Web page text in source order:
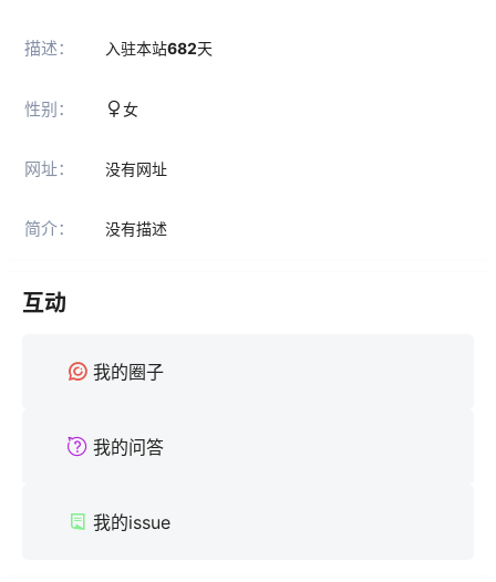
描述： 入驻本站682天
性别： 女
网址： 没有网址
简介： 没有描述
互动
我的圈子
我的问答
我的issue